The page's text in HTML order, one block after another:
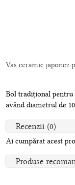
Vas ceramic japonez
Bol tradițional pentru
având diametrul de
Recenzii (0)
Ai cumpărat acest
Produse